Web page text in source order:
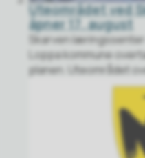
Uteområdet ved
åpner 17. august
Skarven
Loppa kommune
planen. Uteområdet